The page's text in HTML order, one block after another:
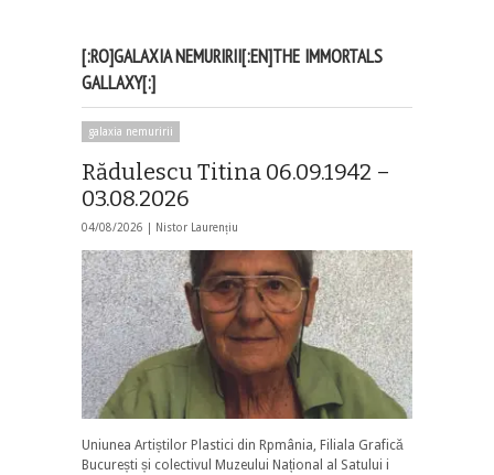
[:RO]GALAXIA NEMURIRII[:EN]THE IMMORTALS
GALLAXY[:]
galaxia nemuririi
Rădulescu Titina 06.09.1942 –
03.08.2026
04/08/2026 | Nistor Laurențiu
Uniunea Artiștilor Plastici din Rpmânia, Filiala Grafică
București și colectivul Muzeului Național al Satului i